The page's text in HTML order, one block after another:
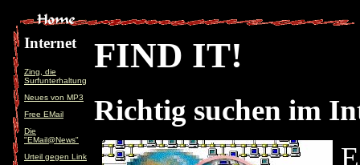
Internet
Zing, die
Surfunterhaltung
Neues von MP3
Free EMail
Die
"EMail@News"
Urteil gegen Link
FIND IT!
Richtig suchen im